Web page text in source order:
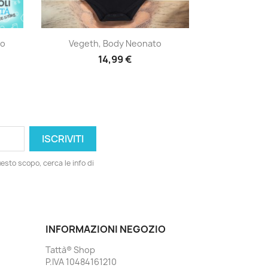
Anteprima
Vegeth, Body Neonato
14,99 €
scopo, cerca le info di
INFORMAZIONI NEGOZIO
Tattà® Shop
P.IVA 10484161210